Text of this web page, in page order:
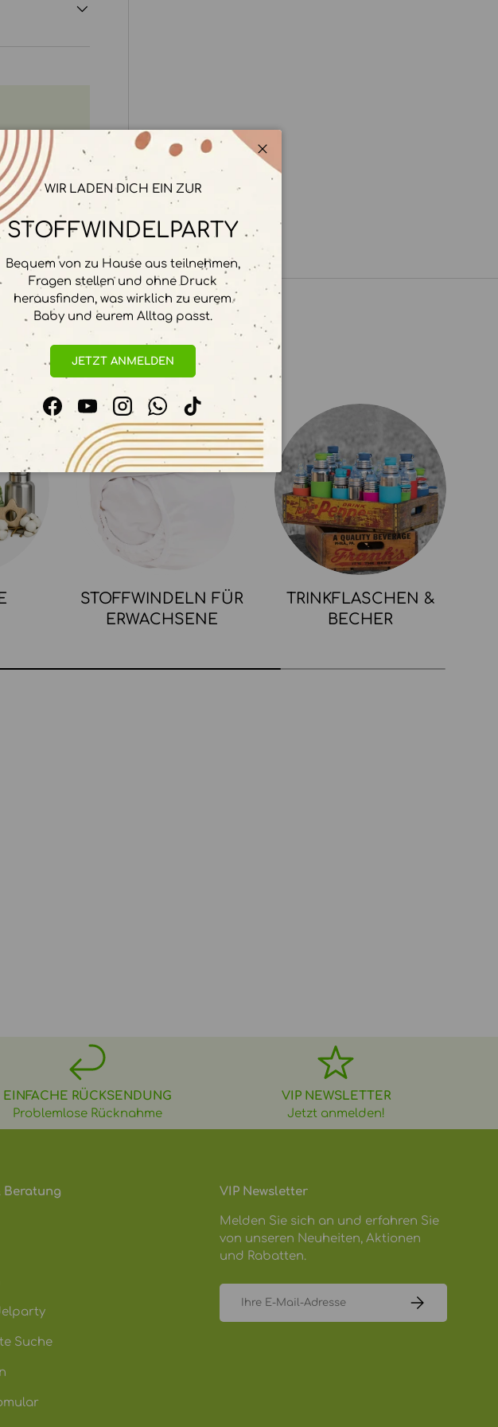
STOFFWINDELN FÜR
ERWACHSENE
TRINKFLASCHEN &
BECHER
Schließen
WIR LADEN DICH EIN ZUR
STOFFWINDELPARTY
Bequem von zu Hause aus teilnehmen,
Fragen stellen und ohne Druck
herausfinden, was wirklich zu eurem
Baby und eurem Alltag passt.
JETZT ANMELDEN
FacebookYouTubeInstagramWhatsApp
TikTok
EINFACHE RÜCKSENDUNG
Problemlose Rücknahme
VIP NEWSLETTER
Jetzt anmelden!
Beratung
Suche
VIP Newsletter
Melden Sie sich an und erfahren Sie
von unseren Neuheiten, Aktionen
und Rabatten.
ABONNIEREN